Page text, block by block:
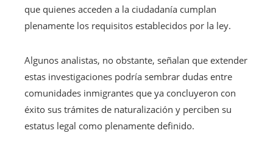
que quienes acceden a la ciudadanía cumplan
plenamente los requisitos establecidos por la ley.
Algunos analistas, no obstante, señalan que extender
estas investigaciones podría sembrar dudas entre
comunidades inmigrantes que ya concluyeron con
éxito sus trámites de naturalización y perciben su
estatus legal como plenamente definido.